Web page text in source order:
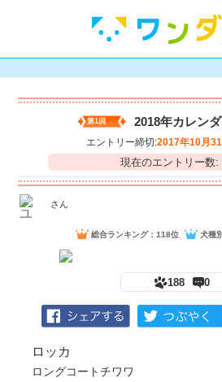
第1回 2018年カレン
エントリー締切:2017年10月
現在のエントリー数:
さん
総合ランキング：118位 犬種
188 0
ロッカ
ロングコートチワワ